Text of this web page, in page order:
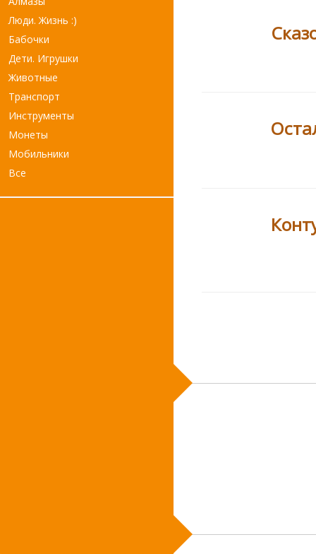
Люди. Жизнь :)
Бабочки
Дети. Игрушки
Животные
Транспорт
Инструменты
Монеты
Мобильники
Все